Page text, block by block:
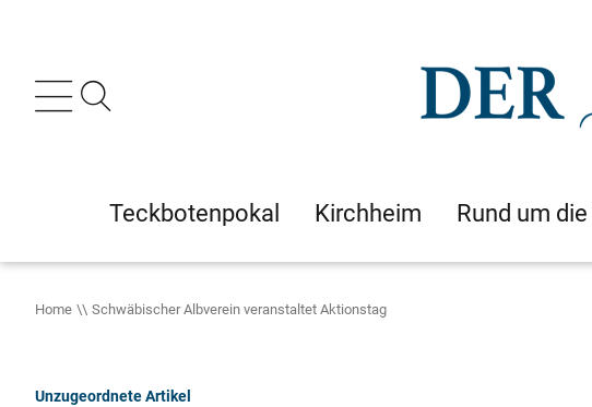
Teckbotenpokal Kirchheim Rund um
Home Schwäbischer Albverein veranstaltet Aktionstag
Unzugeordnete Artikel